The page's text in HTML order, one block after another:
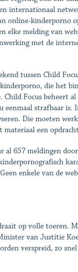
internationaal
online-kinderporno
melding van
met de
tussen Child
kinderporno, die het
Focus beheert
strafbaar is.
Die moeten
materiaal een
al 657 meldingen
enkele van de
op volle toeren.
van Justitie
verspreid, zo